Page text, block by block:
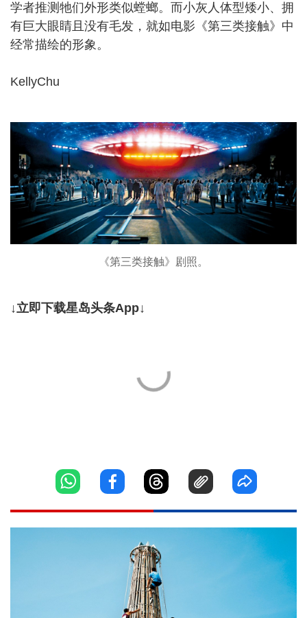
学者推测牠们外形类似螳螂。而小灰人体型矮小、拥
有巨大眼睛且没有毛发，就如电影《第三类接触》中
经常描绘的形象。
KellyChu
《第三类接触》剧照。
↓立即下载星岛头条App↓